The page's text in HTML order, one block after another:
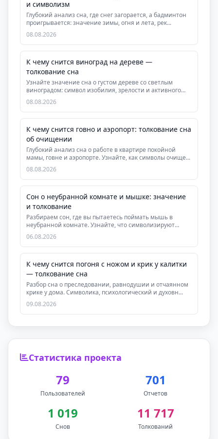
и символизм
Глубокий анализ сна, где снег загорается, а бадминтон
проигрывается: значение зимы, огня и лета, рек...
08.08.2026
К чему снится виноград на дереве —
толкование сна
Узнайте значение сна о густом дереве со светлым
виноградом: символ изобилия, зрелости и активного
де...
08.08.2026
К чему снится говно и аэропорт: толкование сна
об очищении
Глубокий анализ сна о работе в квартире покойной
мамы, говне и аэропорте. Узнайте, как символы очище...
08.08.2026
Сон о неубранной комнате и мышке: значение
и толкование
Разбираем сон, где вы пытаетесь поймать мышь в
неубранной комнате. Узнайте, что символизируют
старые...
06.08.2026
К чему снится погоня с ножом и крик у калитки
— толкование сна
Разбор сна о преследовании, равнодушии и отчаянном
крике у дома. Символика, психологический и духовн...
09.08.2026
Статистика проекта
79
Пользователей
701
Отчетов
1 019
Снов
11 717
Толкований